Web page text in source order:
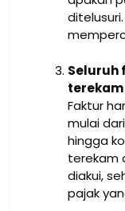
Seluruh
terekam
Faktur
mulai
hingga
terekam
diakui,
pajak